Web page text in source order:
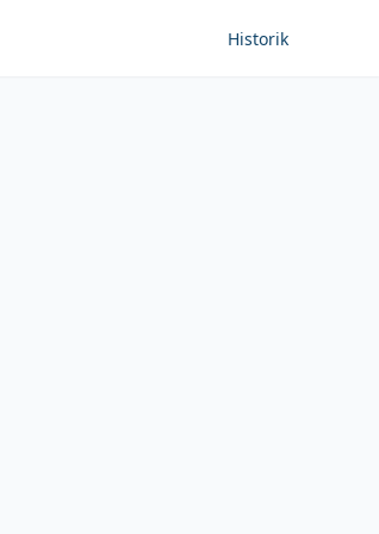
Historik